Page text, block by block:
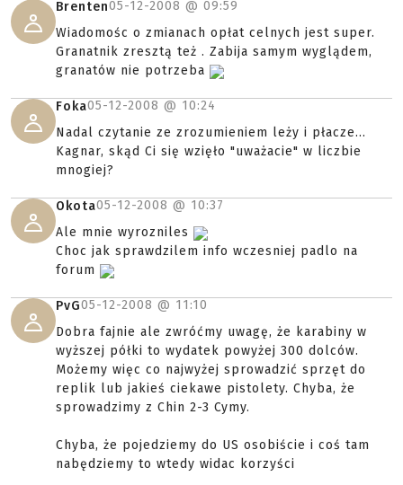
Brenten05-12-2008 @ 09:59
Wiadomośc o zmianach opłat celnych jest super.
Granatnik zresztą też . Zabija samym wyglądem,
granatów nie potrzeba
Foka05-12-2008 @ 10:24
Nadal czytanie ze zrozumieniem leży i płacze...
Kagnar, skąd Ci się wzięło "uważacie" w liczbie
mnogiej?
Okota05-12-2008 @ 10:37
Ale mnie wyrozniles
Choc jak sprawdzilem info wczesniej padlo na
forum
PvG05-12-2008 @ 11:10
Dobra fajnie ale zwróćmy uwagę, że karabiny w
wyższej półki to wydatek powyżej 300 dolców.
Możemy więc co najwyżej sprowadzić sprzęt do
replik lub jakieś ciekawe pistolety. Chyba, że
sprowadzimy z Chin 2-3 Cymy.
Chyba, że pojedziemy do US osobiście i coś tam
nabędziemy to wtedy widac korzyści